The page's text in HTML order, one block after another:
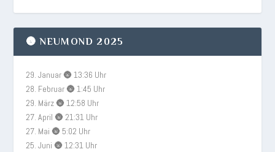
🌚 NEUMOND 2025
29. Januar 🌚 13:36 Uhr
28. Februar 🌚 1:45 Uhr
29. März 🌚 12:58 Uhr
27. April 🌚 21:31 Uhr
27. Mai 🌚 5:02 Uhr
25. Juni 🌚 12:31 Uhr